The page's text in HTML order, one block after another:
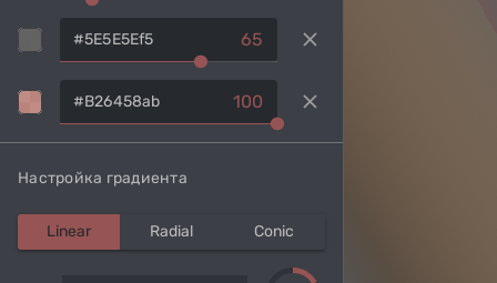
65 clear
100 clear
Настройка градиента
Linear Radial Conic